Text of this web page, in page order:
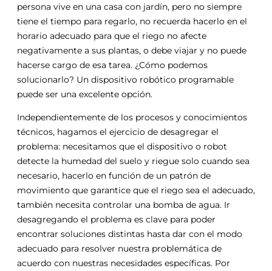
persona vive en una casa con jardín, pero no siempre
tiene el tiempo para regarlo, no recuerda hacerlo en el
horario adecuado para que el riego no afecte
negativamente a sus plantas, o debe viajar y no puede
hacerse cargo de esa tarea. ¿Cómo podemos
solucionarlo? Un dispositivo robótico programable
puede ser una excelente opción.
Independientemente de los procesos y conocimientos
técnicos, hagamos el ejercicio de desagregar el
problema: necesitamos que el dispositivo o robot
detecte la humedad del suelo y riegue solo cuando sea
necesario, hacerlo en función de un patrón de
movimiento que garantice que el riego sea el adecuado,
también necesita controlar una bomba de agua. Ir
desagregando el problema es clave para poder
encontrar soluciones distintas hasta dar con el modo
adecuado para resolver nuestra problemática de
acuerdo con nuestras necesidades específicas. Por